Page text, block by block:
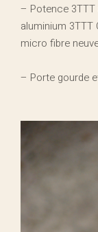
– Potence 3TTT
aluminium
micro fibre
– Porte gourde